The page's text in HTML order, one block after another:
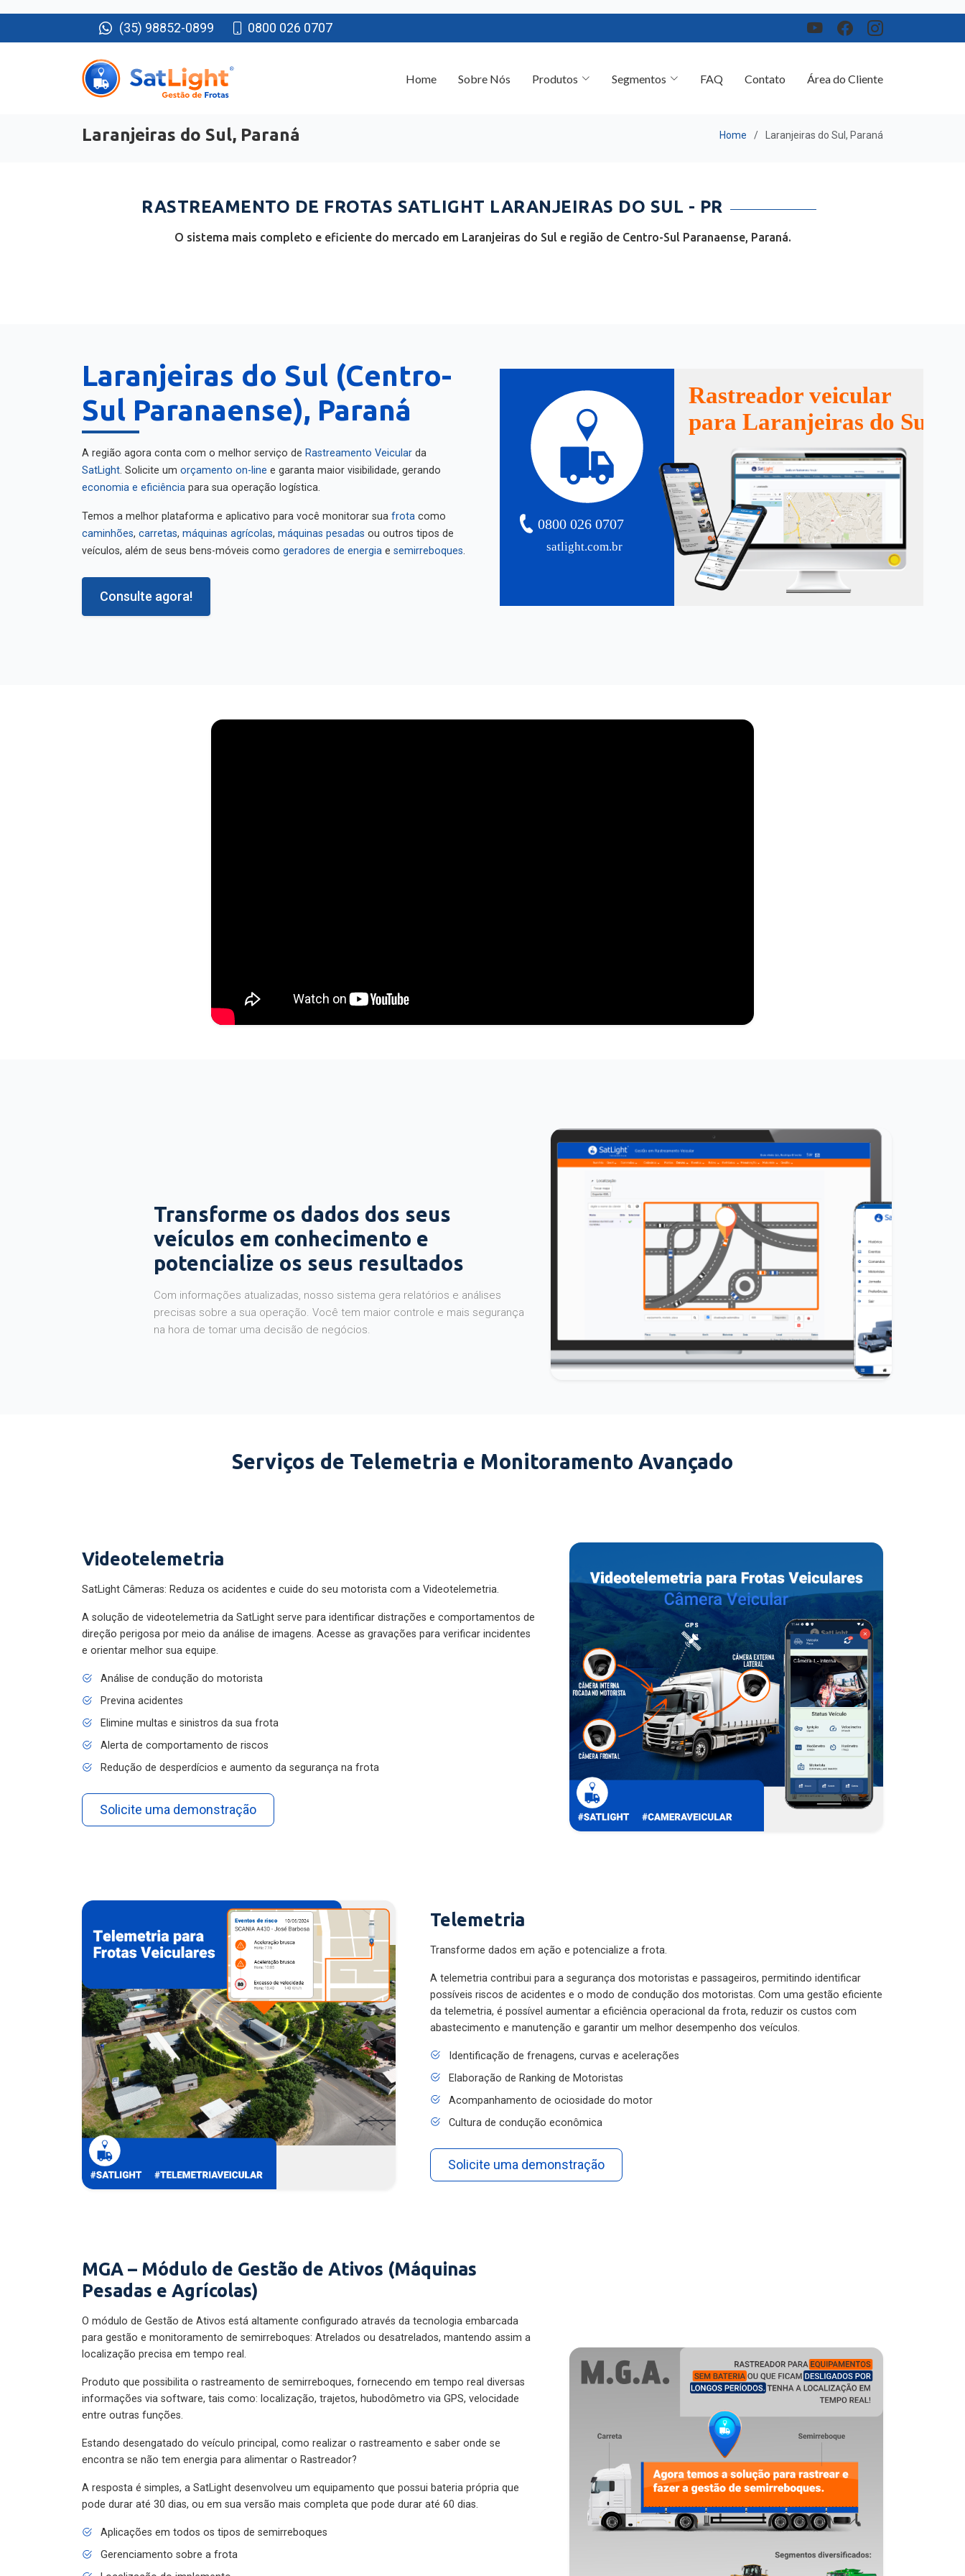
(35) 98852-0899 0800 026 0707
Laranjeiras do Sul, Paraná
RASTREAMENTO DE FROTAS SATLIGHT LARANJEIRAS DO SUL - PR
O sistema mais completo e eficiente do mercado em Laranjeiras do Sul e região de Centro-Sul Paranaense, Paraná.
Laranjeiras do Sul (Centro-
Sul Paranaense), Paraná
A região agora conta com o melhor serviço de Rastreamento Veicular
da
SatLight
. Solicite um orçamento on-line
e garanta maior visibilidade, gerando
economia e eficiência
para sua operação logística.
Temos a melhor plataforma e aplicativo para você monitorar sua frota
caminhões
máquinas agrícolas máquinas pesadas
ou outros tipos de
veículos, além de seus bens-móveis como
geradores de energia semirreboques
Consulte agora!
satlight.com.br
0800 026 0707
Rastreador veicular
para Laranjeiras do Sul
Transforme os dados dos seus
veículos em conhecimento e
potencialize os seus resultados
Com informações atualizadas, nosso sistema gera relatórios e análises
precisas sobre a sua operação. Você tem maior controle e mais segurança
na hora de tomar uma decisão de negócios.
Serviços de Telemetria e Monitoramento Avançado
Videotelemetria
SatLight Câmeras: Reduza os acidentes e cuide do seu motorista com a Videotelemetria.
A solução de videotelemetria da SatLight serve para identificar distrações e comportamentos de
direção perigosa por meio da análise de imagens. Acesse as gravações para verificar incidentes
e orientar melhor sua equipe.
Análise de condução do motorista
Previna acidentes
Elimine multas e sinistros da sua frota
Alerta de comportamento de riscos
Redução de desperdícios e aumento da segurança na frota
Solicite uma demonstração
Telemetria
Transforme dados em ação e potencialize a frota.
A telemetria contribui para a segurança dos motoristas e passageiros, permitindo identificar
possíveis riscos de acidentes e o modo de condução dos motoristas. Com uma gestão eficiente
da telemetria, é possível aumentar a eficiência operacional da frota, reduzir os custos com
abastecimento e manutenção e garantir um melhor desempenho dos veículos.
Identificação de frenagens, curvas e acelerações
Elaboração de Ranking de Motoristas
Acompanhamento de ociosidade do motor
Cultura de condução econômica
Solicite uma demonstração
MGA – Módulo de Gestão de Ativos (Máquinas
Pesadas e Agrícolas)
O módulo de Gestão de Ativos está altamente configurado através da tecnologia embarcada
para gestão e monitoramento de semirreboques: Atrelados ou desatrelados, mantendo assim a
localização precisa em tempo real.
Produto que possibilita o rastreamento de semirreboques, fornecendo em tempo real diversas
informações via software, tais como: localização, trajetos, hubodômetro via GPS, velocidade
entre outras funções.
Estando desengatado do veículo principal, como realizar o rastreamento e saber onde se
encontra se não tem energia para alimentar o Rastreador?
A resposta é simples, a SatLight desenvolveu um equipamento que possui bateria própria que
pode durar até 30 dias, ou em sua versão mais completa que pode durar até 60 dias.
Aplicações em todos os tipos de semirreboques
Gerenciamento sobre a frota
Localização do implemento